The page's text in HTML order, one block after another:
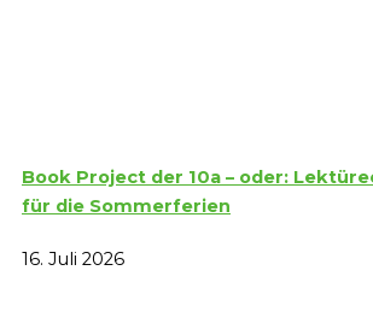
Book Project der 10a – oder:
für die Sommerferien
16. Juli 2026